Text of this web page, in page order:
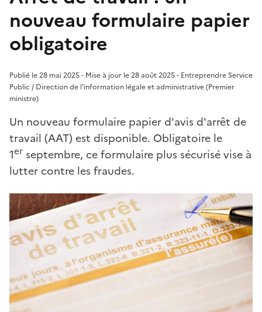
nouveau formulaire papier
obligatoire
Publié le 28 mai 2025 - Mise à jour le 28 août 2025 - Entreprendre Service
Public / Direction de l'information légale et administrative (Premier
ministre)
Un nouveau formulaire papier d'avis d'arrêt de
travail (AAT) est disponible. Obligatoire le
1er septembre, ce formulaire plus sécurisé vise à
lutter contre les fraudes.